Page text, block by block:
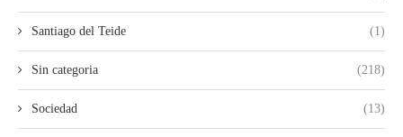
Santiago del Teide (1)
Sin categoria (218)
Sociedad (13)